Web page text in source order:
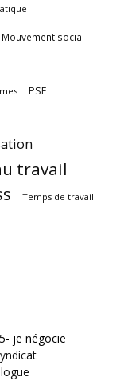
Mouvement social
PSE
travail
Temps de travail
je négocie